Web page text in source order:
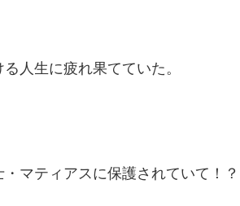
人生に疲れ果てていた。
マティアスに保護されていて！？